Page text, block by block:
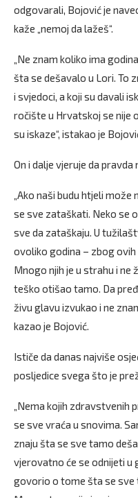
odgovarali, Bojović je
kaže „nemoj da lažeš“.
„Ne znam koliko ima
šta se dešavalo u Lori. To
i svjedoci, a koji su davali
ročište u Hrvatskoj se nije
su iskaze“, istakao je
On i dalje vjeruje da
„Ako naši budu htjeli
se sve zataškati. Neko se
sve da zataškaju. U
ovoliko godina – zbog ovih
Mnogo njih je u strahu i ne
teško otišao tamo. Da
živu glavu izvukao i ne
kazao je Bojović.
Ističe da danas najviše
posljedice svega što je
„Nema kojih zdravstvenih
se sve vraća u snovima.
znaju šta se sve tamo
vjerovatno će se odnijeti u
govorio o tome šta se sve